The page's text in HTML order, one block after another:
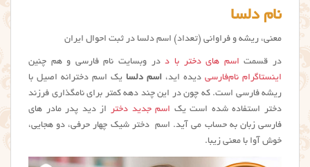
نام دلسا
معنی، ریشه و فراوانی (تعداد) اسم دلسا در ثبت احوال ایران
در قسمت اسم های دختر با ددر وبسایت نام فارسی و هم چنین
اینستاگرام نام‌فارسی دیده اید، اسم دلسا یک اسم دخترانه اصیل با
ریشه فارسی است. که چون در این چند دهه کمتر برای نامگذاری فرزند
دختر استفاده شده است یک اسم جدید دختر از دید پدر مادر های
فارسی زبان به حساب می آید. اسم دختر شیک چهار حرفی، دو هجایی،
خوش آوا با معنی زیبا.